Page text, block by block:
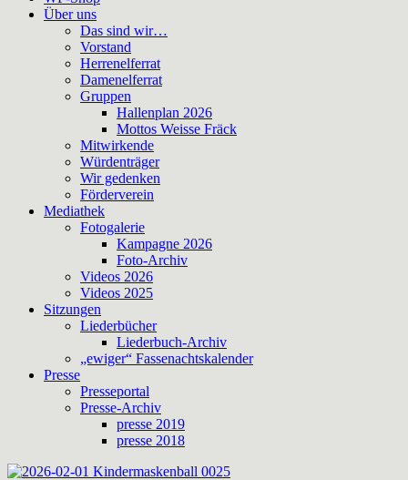
Über uns
Das sind wir…
Vorstand
Herrenelferrat
Damenelferrat
Gruppen
Hallenplan 2026
Mottos Weisse Fräck
Mitwirkende
Würdenträger
Wir gedenken
Förderverein
Mediathek
Fotogalerie
Kampagne 2026
Foto-Archiv
Videos 2026
Videos 2025
Sitzungen
Liederbücher
Liederbuch-Archiv
„ewiger“ Fassenachtskalender
Presse
Presseportal
Presse-Archiv
presse 2019
presse 2018